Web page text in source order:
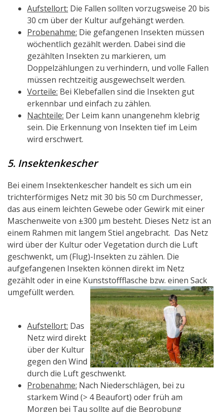
Aufstellort: Die Fallen sollten vorzugsweise 20 bis
30 cm über der Kultur aufgehängt werden.
Probenahme: Die gefangenen Insekten müssen
wöchentlich gezählt werden. Dabei sind die
gezählten Insekten zu markieren, um
Doppelzählungen zu verhindern, und volle Fallen
müssen rechtzeitig ausgewechselt werden.
Vorteile: Bei Klebefallen sind die Insekten gut
erkennbar und einfach zu zählen.
Nachteile: Der Leim kann unangenehm klebrig
sein. Die Erkennung von Insekten tief im Leim
wird erschwert.
5. Insektenkescher
Bei einem Insektenkescher handelt es sich um ein
trichterförmiges Netz mit 30 bis 50 cm Durchmesser,
das aus einem leichten Gewebe oder Gewirk mit einer
Maschenweite von ±300 μm besteht. Dieses Netz ist an
einem Rahmen mit langem Stiel angebracht. Das Netz
wird über der Kultur oder Vegetation durch die Luft
geschwenkt, um (Flug)-Insekten zu zählen. Die
aufgefangenen Insekten können direkt im Netz
gezählt oder in eine Kunststoffflasche bzw. einen Sack
umgefüllt werden.
Aufstellort: Das
Netz wird direkt
über der Kultur
gegen den Wind
durch die Luft geschwenkt.
Probenahme: Nach Niederschlägen, bei zu
starkem Wind (> 4 Beaufort) oder früh am
Morgen bei Tau sollte auf die Beprobung